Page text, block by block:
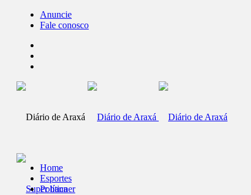
Anuncie
Fale conosco
Home
Esportes
Política